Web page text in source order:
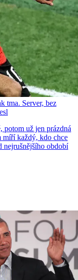
tma. Server, bez
potom už jen prázdná
míří každý, kdo chce
nejrušnějšího období